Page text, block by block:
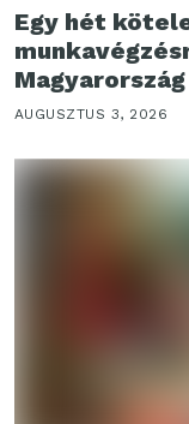
Egy hét
Magyarország
AUGUSZTUS 3, 2026